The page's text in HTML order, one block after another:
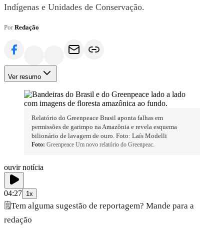
Indígenas e Unidades de Conservação.
PorRedação
Ver resumo
Relatório do Greenpeace Brasil aponta falhas em
permissões de garimpo na Amazônia e revela esquema
bilionário de lavagem de ouro. Foto: Laís Modelli
Foto: Greenpeace Um novo relatório do Greenpeac.
ouvir notícia
04:27 1x
🗒️Tem alguma sugestão de reportagem? Mande para a
redação